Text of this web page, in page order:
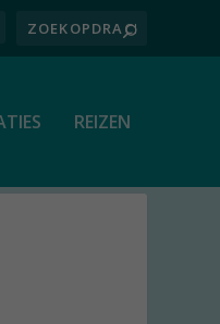
REIZEN